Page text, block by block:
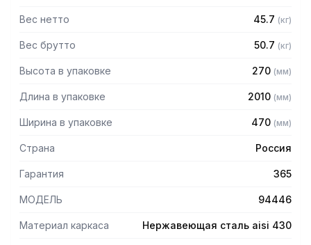
— Регулируемые опоры
Вес нетто 45.7 (кг)
Вес брутто 50.7 (кг)
Высота в упаковке 270 (мм)
Длина в упаковке 2010 (мм)
Ширина в упаковке 470 (мм)
Страна Россия
Гарантия 365
МОДЕЛЬ 94446
Материал каркаса Нержавеющая сталь aisi 430